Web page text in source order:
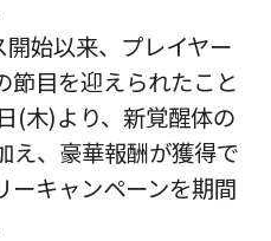
始以来、プレイヤー
節目を迎えられたこと
(木)より、新覚醒体の
え、豪華報酬が獲得で
ーキャンペーンを期間